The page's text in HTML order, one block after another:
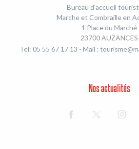
Bureau d'accueil
Marche et Combraille en
1 Place du Marché
23700 AUZANCES
Tel: 05 55 67 17 13 - Mail :
Nos actualités